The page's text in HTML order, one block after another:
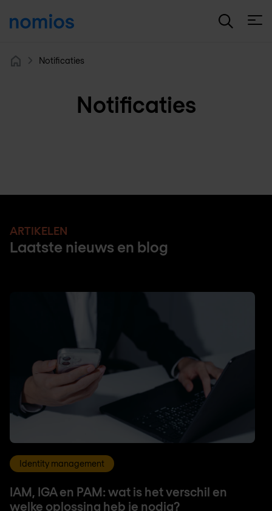
Notificaties
Notificaties
ARTIKELEN
Laatste nieuws en blog
Identity management
IAM, IGA en PAM: wat is het verschil en
welke oplossing heb je nodig?